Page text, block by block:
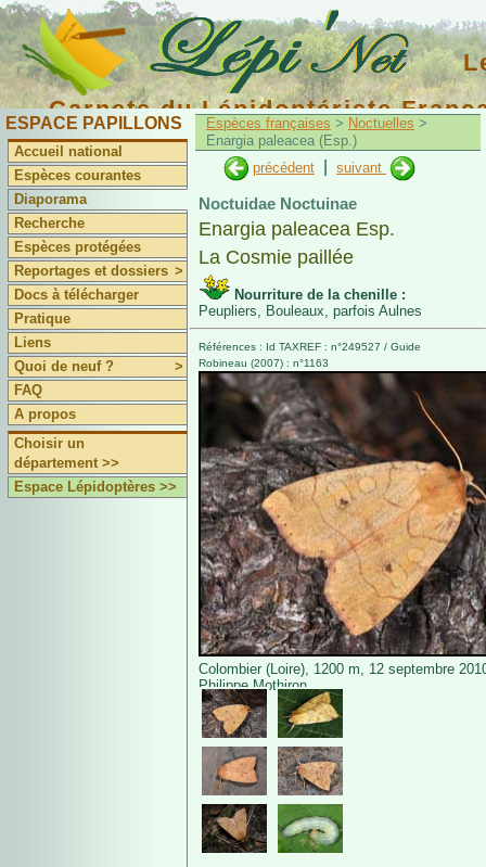
Carnets du Lépidoptériste
ESPACE PAPILLONS
Accueil national
Espèces courantes
Diaporama
Recherche
Espèces protégées
Reportages et dossiers >
Docs à télécharger
Pratique
Liens
Quoi de neuf ?
>
FAQ
A propos
Choisir un
département >>
Espace Lépidoptères >>
Espèces françaises > Noctuelles >
Enargia paleacea (Esp.)
précédent
suivant
Noctuidae Noctuinae
Enargia paleacea Esp.
La Cosmie paillée
Nourriture de la chenille :
Peupliers, Bouleaux, parfois Aulnes
Références : Id TAXREF : n°249527 / Guide
Robineau (2007) : n°1163
Colombier (Loire), 1200 m, 12 septembre
Philippe Mothiron.